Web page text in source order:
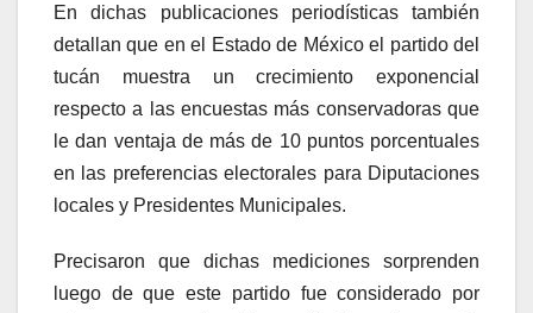
En dichas publicaciones periodísticas también
detallan que en el Estado de México el partido del
tucán muestra un crecimiento exponencial
respecto a las encuestas más conservadoras que
le dan ventaja de más de 10 puntos porcentuales
en las preferencias electorales para Diputaciones
locales y Presidentes Municipales.
Precisaron que dichas mediciones sorprenden
luego de que este partido fue considerado por